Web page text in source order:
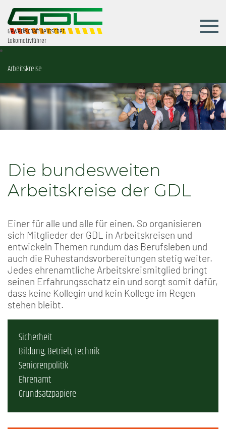
Gewerkschaft Deutscher
Lokomotivführer
Arbeitskreise
Die bundesweiten
Arbeitskreise der GDL
Einer für alle und alle für einen. So organisieren
sich Mitglieder der GDL in Arbeitskreisen und
entwickeln Themen rundum das Berufsleben und
auch die Ruhestandsvorbereitungen stetig weiter.
Jedes ehrenamtliche Arbeitskreismitglied bringt
seinen Erfahrungsschatz ein und sorgt somit dafür,
dass keine Kollegin und kein Kollege im Regen
stehen bleibt.
Sicherheit
Bildung, Betrieb, Technik
Seniorenpolitik
Ehrenamt
Grundsatzpapiere